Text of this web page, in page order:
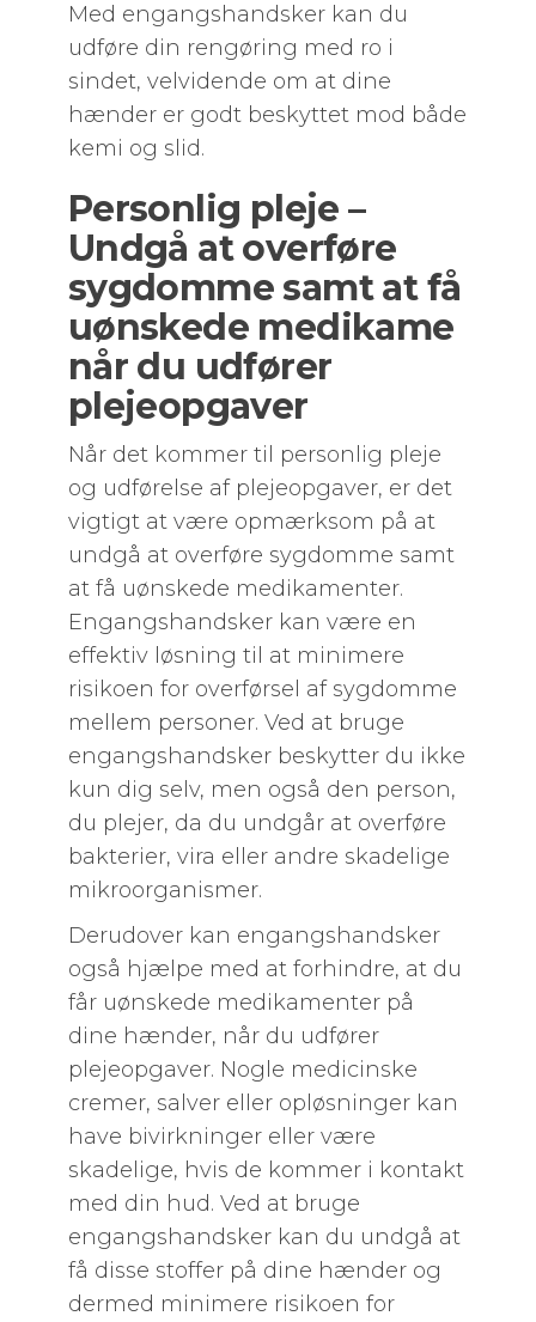
Med engangshandsker kan du
udføre din rengøring med ro i
sindet, velvidende om at dine
hænder er godt beskyttet mod både
kemi og slid.
Personlig pleje –
Undgå at overføre
sygdomme samt at få
uønskede medikame
når du udfører
plejeopgaver
Når det kommer til personlig pleje
og udførelse af plejeopgaver, er det
vigtigt at være opmærksom på at
undgå at overføre sygdomme samt
at få uønskede medikamenter.
Engangshandsker kan være en
effektiv løsning til at minimere
risikoen for overførsel af sygdomme
mellem personer. Ved at bruge
engangshandsker beskytter du ikke
kun dig selv, men også den person,
du plejer, da du undgår at overføre
bakterier, vira eller andre skadelige
mikroorganismer.
Derudover kan engangshandsker
også hjælpe med at forhindre, at du
får uønskede medikamenter på
dine hænder, når du udfører
plejeopgaver. Nogle medicinske
cremer, salver eller opløsninger kan
have bivirkninger eller være
skadelige, hvis de kommer i kontakt
med din hud. Ved at bruge
engangshandsker kan du undgå at
få disse stoffer på dine hænder og
dermed minimere risikoen for